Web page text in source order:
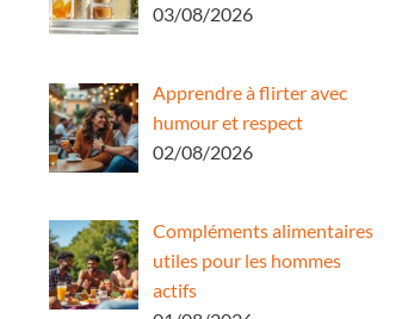
03/08/2026
Apprendre à flirter avec
humour et respect
02/08/2026
Compléments alimentaires
utiles pour les hommes
actifs